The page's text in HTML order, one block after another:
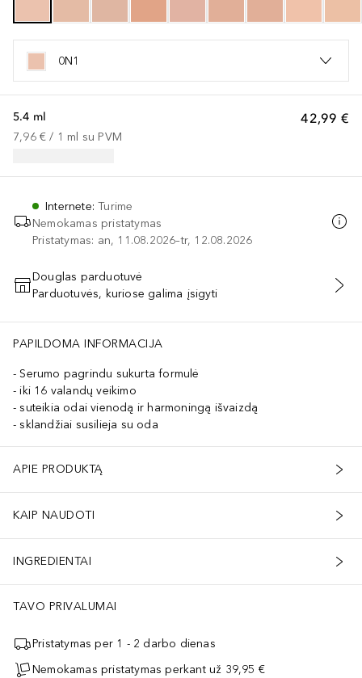
0N1
42,99 €
5.4 ml
7,96 € / 1 ml su PVM
Internete:Turime
Nemokamas pristatymas
Pristatymas: an, 11.08.2026–tr, 12.08.2026
PRIDĖTI Į KREPŠELĮ
Douglas parduotuvė
Parduotuvės, kuriose galima įsigyti
PAPILDOMA INFORMACIJA
Serumo pagrindu sukurta formulė
iki 16 valandų veikimo
suteikia odai vienodą ir harmoningą išvaizdą
sklandžiai susilieja su oda
APIE PRODUKTĄ
KAIP NAUDOTI
INGREDIENTAI
TAVO PRIVALUMAI
Pristatymas per 1 - 2 darbo dienas
Nemokamas pristatymas perkant už 39,95 €